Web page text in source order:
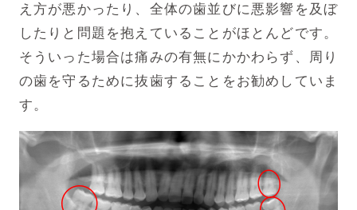
え方が悪かったり、全体の歯並びに悪影響を及ぼ
したりと問題を抱えていることがほとんどです。
そういった場合は痛みの有無にかかわらず、周り
の歯を守るために抜歯することをお勧めしていま
す。